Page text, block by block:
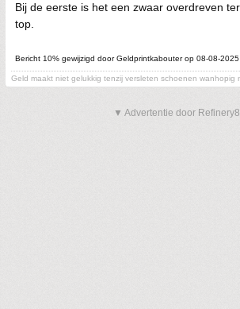
Bij de eerste is het een zwaar overdreven
top.
Bericht 10% gewijzigd door Geldprintkabouter op 08-08-
Geld maakt niet gelukkig tenzij versleten schoenen wanhopig
▼ Advertentie door